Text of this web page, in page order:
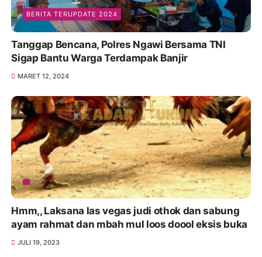
BERITA TERUPDATE 2024
Tanggap Bencana, Polres Ngawi Bersama TNI
Sigap Bantu Warga Terdampak Banjir
MARET 12, 2024
Hmm,, Laksana las vegas judi othok dan sabung
ayam rahmat dan mbah mul loos doool eksis buka
JULI 19, 2023